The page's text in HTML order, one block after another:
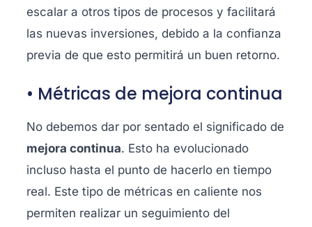
escalar a otros tipos de procesos y facilitará
las nuevas inversiones, debido a la confianza
previa de que esto permitirá un buen retorno.
• Métricas de mejora continua
No debemos dar por sentado el significado de
mejora continua. Esto ha evolucionado
incluso hasta el punto de hacerlo en tiempo
real. Este tipo de métricas en caliente nos
permiten realizar un seguimiento del